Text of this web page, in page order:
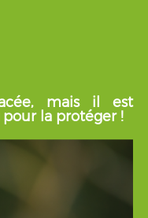
mais il est
pour la protéger !